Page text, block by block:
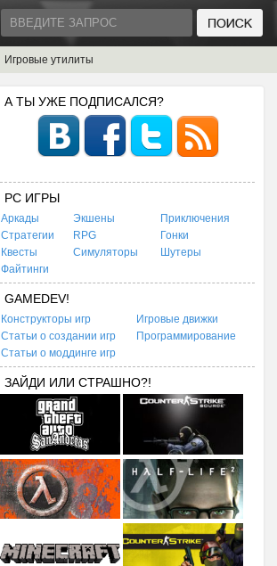
Игровые утилиты
А ТЫ УЖЕ ПОДПИСАЛСЯ?
PC ИГРЫ
Аркады Экшены
Приключения
Стратегии
RPG
Гонки
Квесты
Симуляторы
Шутеры
Файтинги
GAMEDEV!
Конструкторы игр
Игровые движки
Статьи о создании игр
Программирование
Статьи о моддинге игр
ЗАЙДИ ИЛИ СТРАШНО?!